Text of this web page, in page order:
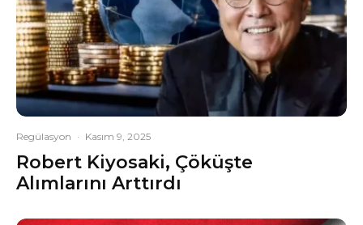
Regülasyon · Kasım 9, 2025
Robert Kiyosaki, Çöküşte
Alımlarını Arttırdı